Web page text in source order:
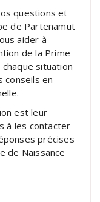
questions et
de Partenamut
aider à
de la Prime
situation
conseils en
est leur
à les contacter
précises
de Naissance